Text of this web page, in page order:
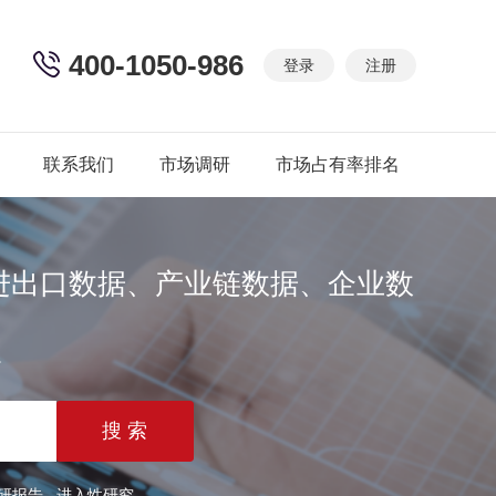
登录 注册
400-1050-986
联系我们 市场调研 市场占有率排名
口数据、产业链数据、企业数